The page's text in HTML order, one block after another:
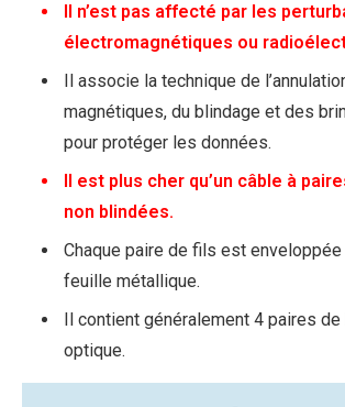
Il n’est pas affecté par les
électromagnétiques ou
Il associe la technique de
magnétiques, du blindage et des
pour protéger les données.
Il est plus cher qu’un câble à
non blindées.
Chaque paire de fils est enveloppée
feuille métallique.
Il contient généralement 4 paires
optique.